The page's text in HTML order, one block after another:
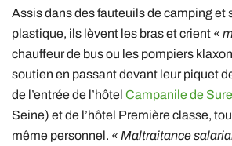
Assis dans des fauteuils de camping et
plastique, ils lèvent les bras et crient «
chauffeur de bus ou les pompiers
soutien en passant devant leur piquet
de l’entrée de l’hôtel Campanile de
Seine) et de l’hôtel Première classe,
même personnel. « Maltraitance